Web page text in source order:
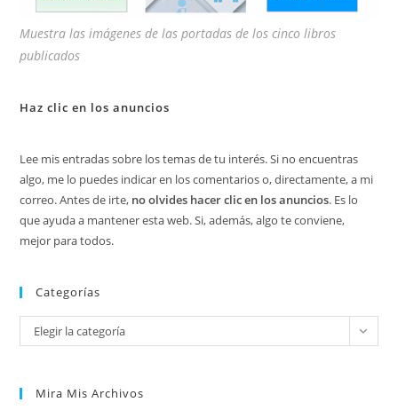
Muestra las imágenes de las portadas de los cinco libros
publicados
Haz clic en los anuncios
Lee mis entradas sobre los temas de tu interés. Si no encuentras
algo, me lo puedes indicar en los comentarios o, directamente, a mi
correo. Antes de irte, no olvides hacer clic en los anuncios. Es lo
que ayuda a mantener esta web. Si, además, algo te conviene,
mejor para todos.
Categorías
Categorías
Elegir la categoría
Mira Mis Archivos